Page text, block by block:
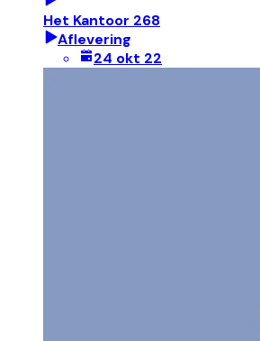
Het Kantoor 268
Aflevering
24 okt 22